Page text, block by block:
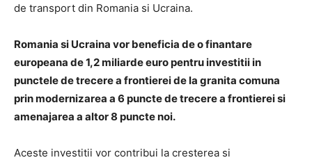
de transport din Romania si Ucraina.
Romania si Ucraina vor beneficia de o finantare
europeana de 1,2 miliarde euro pentru investitii in
punctele de trecere a frontierei de la granita comuna
prin modernizarea a 6 puncte de trecere a frontierei si
amenajarea a altor 8 puncte noi.
Aceste investitii vor contribui la cresterea si